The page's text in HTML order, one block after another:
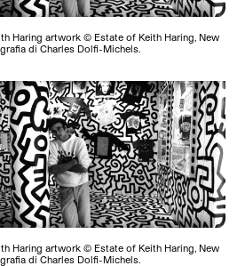
Haring artwork © Estate of Keith Haring, New
di Charles Dolfi-Michels.
Haring artwork © Estate of Keith Haring, New
di Charles Dolfi-Michels.